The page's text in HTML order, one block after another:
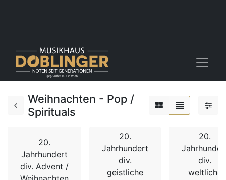
Weihnachten - Pop /
Spirituals
20.
Jahrhundert
div. Advent /
20.
Jahrhundert
div.
geistliche
20.
div.
weltliche